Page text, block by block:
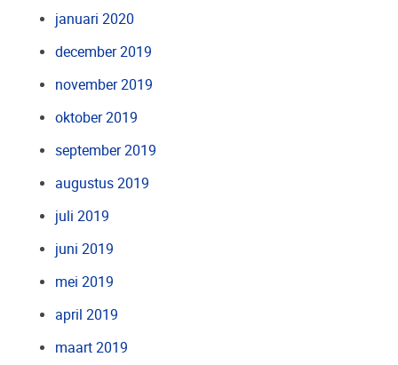
januari 2020
december 2019
november 2019
oktober 2019
september 2019
augustus 2019
juli 2019
juni 2019
mei 2019
april 2019
maart 2019